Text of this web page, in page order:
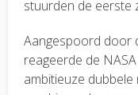
stuurden de eerste
Aangespoord door
reageerde de
ambitieuze dubbele